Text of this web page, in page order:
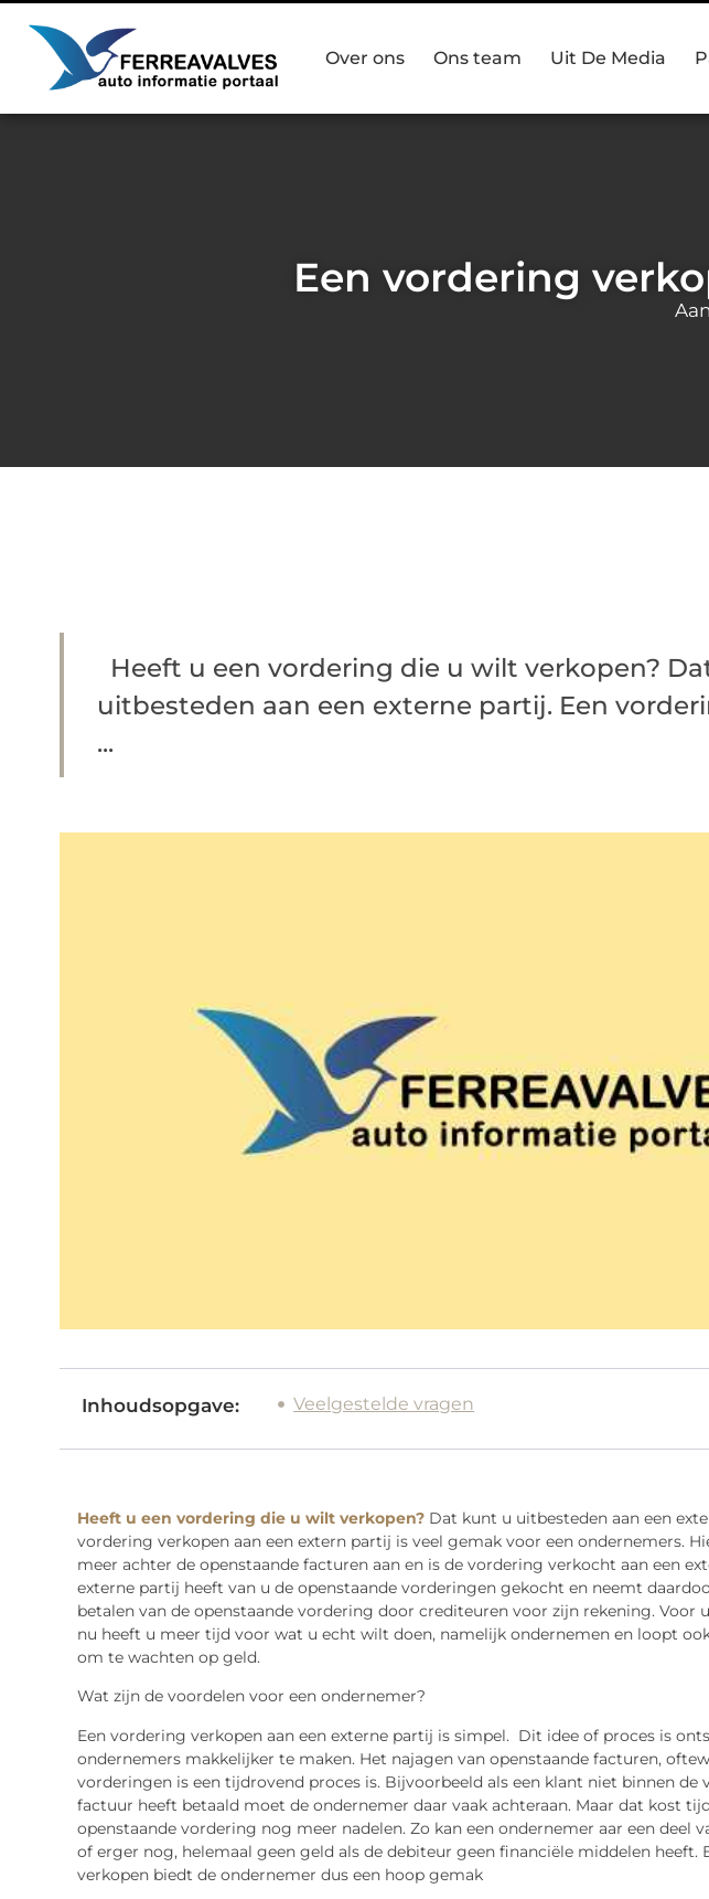
Over ons Ons team Uit De Media
Een vordering
Heeft u een vordering die u wilt verkopen?
uitbesteden aan een externe partij. Een
...
Inhoudsopgave: Veelgestelde vragen
Heeft u een vordering die u wilt verkopen? Dat kunt u uitbesteden aan een
vordering verkopen aan een extern partij is veel gemak voor een ondernemers.
meer achter de openstaande facturen aan en is de vordering verkocht aan een
externe partij heeft van u de openstaande vorderingen gekocht en neemt
betalen van de openstaande vordering door crediteuren voor zijn rekening. Voor
nu heeft u meer tijd voor wat u echt wilt doen, namelijk ondernemen en loopt
om te wachten op geld.
Wat zijn de voordelen voor een ondernemer?
Een vordering verkopen aan een externe partij is simpel. Dit idee of proces is
ondernemers makkelijker te maken. Het najagen van openstaande facturen,
vorderingen is een tijdrovend proces is. Bijvoorbeeld als een klant niet binnen de
factuur heeft betaald moet de ondernemer daar vaak achteraan. Maar dat kost
openstaande vordering nog meer nadelen. Zo kan een ondernemer aar een deel
of erger nog, helemaal geen geld als de debiteur geen financiële middelen heeft.
verkopen biedt de ondernemer dus een hoop gemak